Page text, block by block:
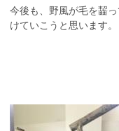
今後も、野風が毛を齧
けていこうと思います。